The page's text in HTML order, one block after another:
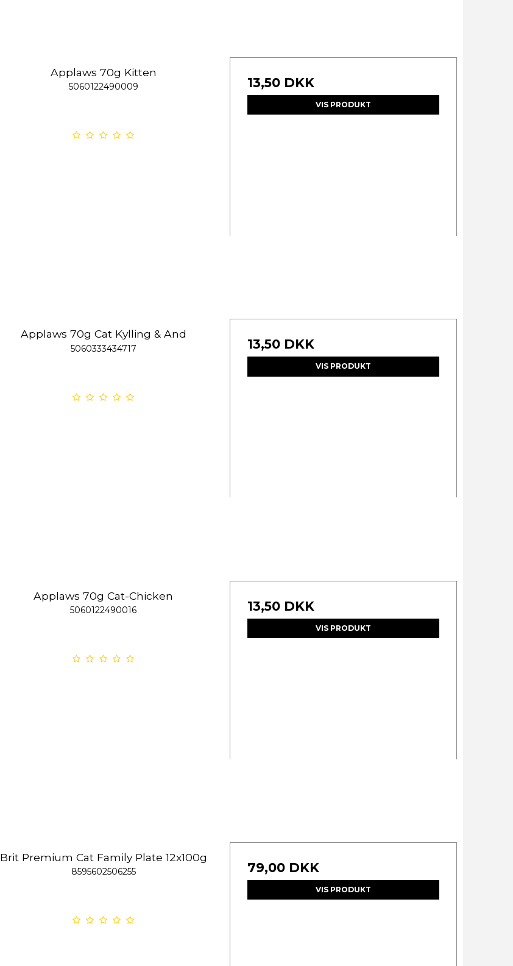
Applaws 70g Kitten
5060122490009 13,50 DKK
VIS PRODUKT
Applaws 70g Cat Kylling & And
5060333434717 13,50 DKK
VIS PRODUKT
Applaws 70g Cat-Chicken
5060122490016 13,50 DKK
VIS PRODUKT
Brit Premium Cat Family Plate 12x100g
8595602506255 79,00 DKK
VIS PRODUKT